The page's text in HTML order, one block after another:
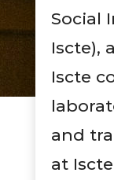
Social
Iscte),
Iscte
and
at